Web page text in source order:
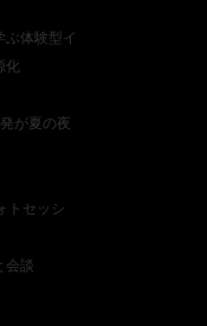
ぶ体験型イ
化
が夏の夜
トセッシ
会談